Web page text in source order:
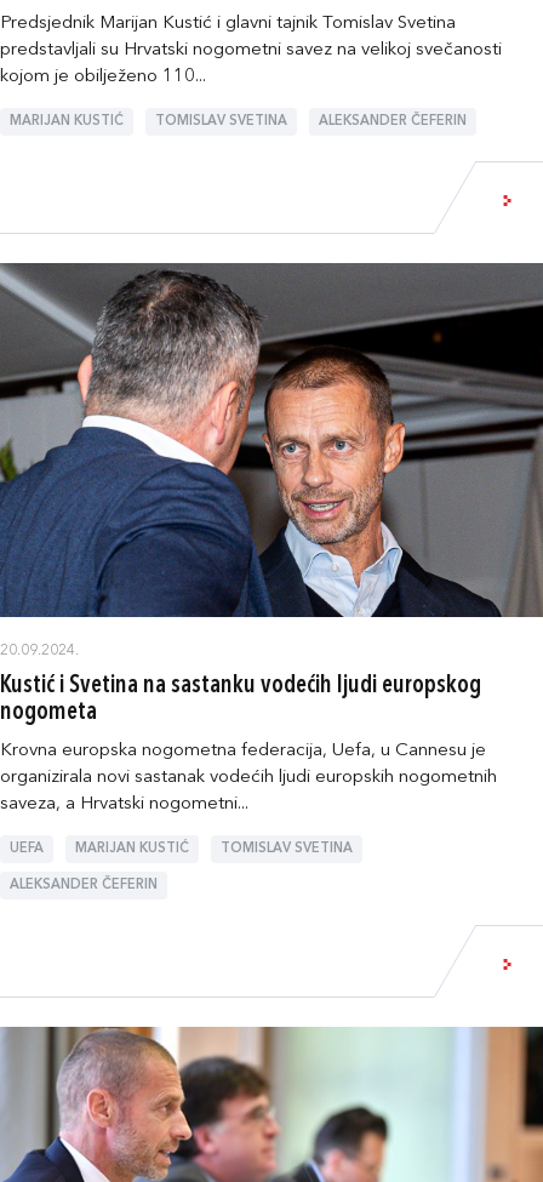
Predsjednik Marijan Kustić i glavni tajnik Tomislav Svetina
predstavljali su Hrvatski nogometni savez na velikoj svečanosti
kojom je obilježeno 110...
MARIJAN KUSTIĆ TOMISLAV SVETINA ALEKSANDER ČEFERIN
20.09.2024.
Kustić i Svetina na sastanku vodećih ljudi europskog
nogometa
Krovna europska nogometna federacija, Uefa, u Cannesu je
organizirala novi sastanak vodećih ljudi europskih nogometnih
saveza, a Hrvatski nogometni...
UEFA MARIJAN KUSTIĆ TOMISLAV SVETINA
ALEKSANDER ČEFERIN